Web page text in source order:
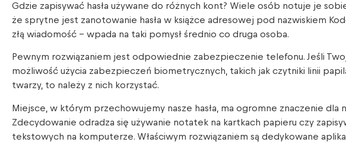
Gdzie zapisywać hasła używane do różnych kont? Wiele osób notuje je
że sprytne jest zanotowanie hasła w książce adresowej pod nazwiskiem
złą wiadomość – wpada na taki pomysł średnio co druga osoba.
Pewnym rozwiązaniem jest odpowiednie zabezpieczenie telefonu. Jeśli
możliwość użycia zabezpieczeń biometrycznych, takich jak czytniki linii
twarzy, to należy z nich korzystać.
Miejsce, w którym przechowujemy nasze hasła, ma ogromne znaczenie dla
Zdecydowanie odradza się używanie notatek na kartkach papieru czy
tekstowych na komputerze. Właściwym rozwiązaniem są dedykowane